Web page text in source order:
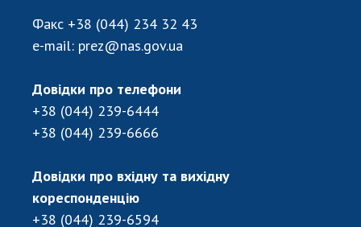
Факс +38 (044) 234 32 43
e-mail: prez@nas.gov.ua
Довідки про телефони
+38 (044) 239-6444
+38 (044) 239-6666
Довідки про вхідну та вихідну
кореспонденцію
+38 (044) 239-6594